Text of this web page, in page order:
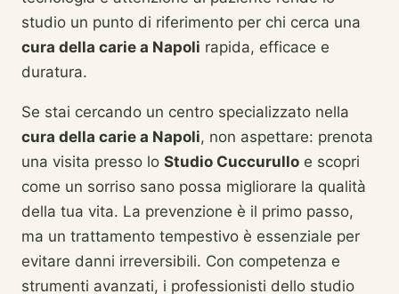
studio un punto di riferimento per chi cerca una
cura della carie a Napoli rapida, efficace e
duratura.
Se stai cercando un centro specializzato nella
cura della carie a Napoli, non aspettare: prenota
una visita presso lo Studio Cuccurullo e scopri
come un sorriso sano possa migliorare la qualità
della tua vita. La prevenzione è il primo passo,
ma un trattamento tempestivo è essenziale per
evitare danni irreversibili. Con competenza e
strumenti avanzati, i professionisti dello studio